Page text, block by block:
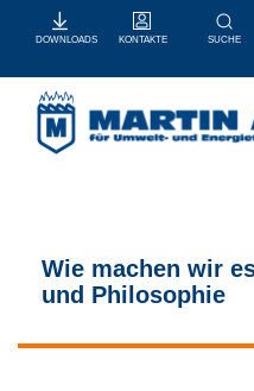
DOWNLOADS KONTAKTE SUCHE
Wie machen wir
und Philosophie